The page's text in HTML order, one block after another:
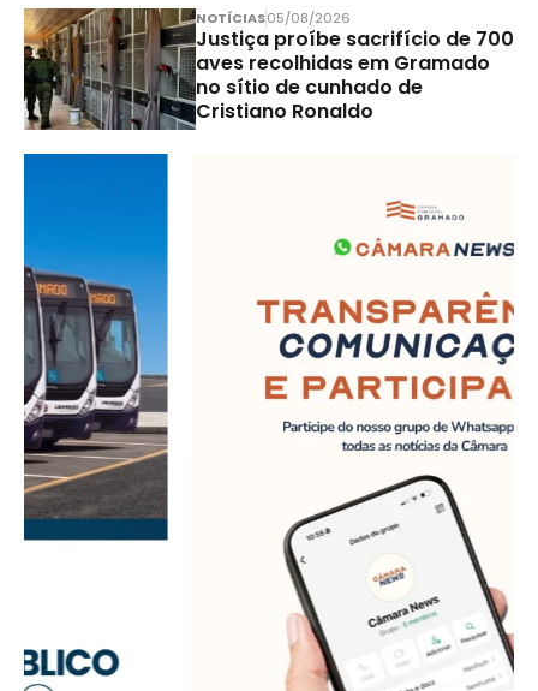
NOTÍCIAS05/08/2026
Justiça proíbe sacrifício de 700
aves recolhidas em Gramado
no sítio de cunhado de
Cristiano Ronaldo